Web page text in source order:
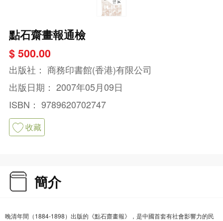
點石齋畫報通檢
$ 500.00
出版社： 商務印書館(香港)有限公司
出版日期： 2007年05月09日
ISBN： 9789620702747
收藏
簡介
晚清年間（1884-1898）出版的《點石齋畫報》，是中國首套有社會影響力的民